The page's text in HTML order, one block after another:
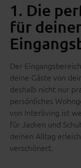
1. Die
für
Der
deine Gäste von
deshalb nicht nur
persönliches
von Interliving ist
für Jacken und
deinen Alltag
verschönert.